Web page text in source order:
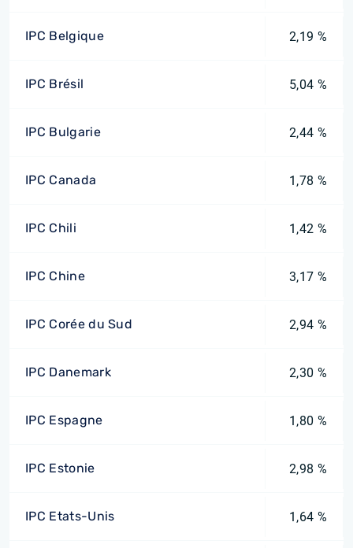
IPC Belgique 2,19 %
IPC Brésil 5,04 %
IPC Bulgarie 2,44 %
IPC Canada 1,78 %
IPC Chili 1,42 %
IPC Chine 3,17 %
IPC Corée du Sud 2,94 %
IPC Danemark 2,30 %
IPC Espagne 1,80 %
IPC Estonie 2,98 %
IPC Etats-Unis 1,64 %